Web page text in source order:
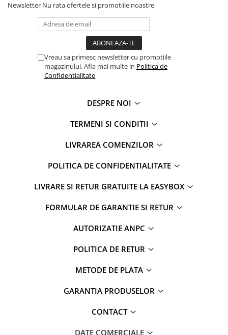
Newsletter Nu rata ofertele si promotiile noastre
Vreau sa primesc newsletter cu promotiile
magazinului. Afla mai multe in Politica de
Confidentialitate
DESPRE NOI
TERMENI SI CONDITII
LIVRAREA COMENZILOR
POLITICA DE CONFIDENTIALITATE
LIVRARE SI RETUR GRATUITE LA EASYBOX
FORMULAR DE GARANTIE SI RETUR
AUTORIZATIE ANPC
POLITICA DE RETUR
METODE DE PLATA
GARANTIA PRODUSELOR
CONTACT
DATE COMERCIALE